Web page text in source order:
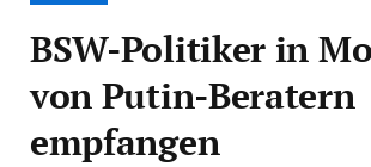
BSW-Politiker in
von Putin-Beratern
empfangen